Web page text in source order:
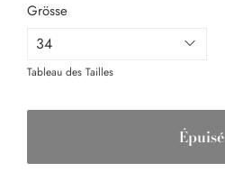
Grösse
Tableau des Tailles
Épuisé